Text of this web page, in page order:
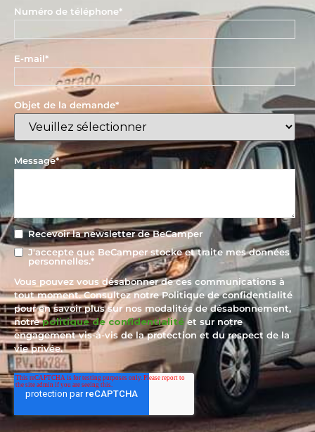
Numéro de téléphone*
E-mail*
Objet de la demande*
Message*
Recevoir la newsletter de BeCamper
J'accepte que BeCamper stocke et traite mes données
personnelles.*
Vous pouvez vous désabonner de ces communications à
tout moment. Consultez notre Politique de confidentialité
pour en savoir plus sur nos modalités de désabonnement,
notrepolitique de confidentialitéet sur notre
engagement vis-à-vis de la protection et du respect de la
vie privée.